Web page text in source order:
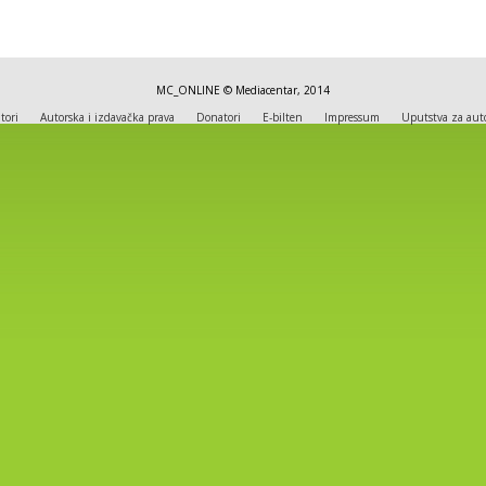
MC_ONLINE © Mediacentar, 2014
Autorska i izdavačka prava Donatori E-bilten Impressum Uputstva za